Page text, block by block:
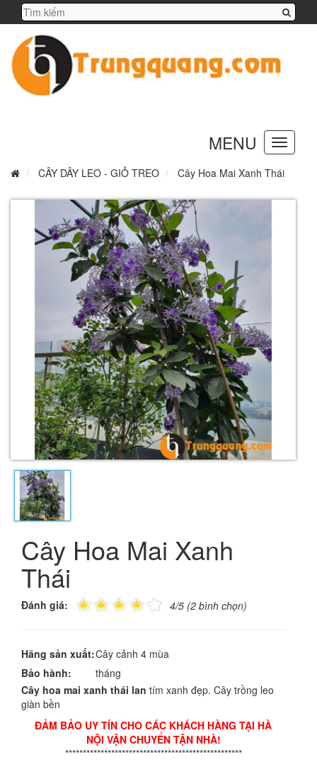
Toggle
navigation
MENU
CÂY DÂY LEO - GIỎ TREO Cây Hoa Mai Xanh Thái
Cây Hoa Mai Xanh
Thái
Đánh giá: 4/5 (2 bình chọn)
Hãng sản xuất:Cây cảnh 4 mùa
Bảo hành:
tháng
Cây hoa mai xanh thái lan tím xanh đẹp. Cây trồng leo
giàn bền
ĐẢM BẢO UY TÍN CHO CÁC KHÁCH HÀNG TẠI HÀ
NỘI VẬN CHUYỂN TẬN NHÀ!
**************************************************